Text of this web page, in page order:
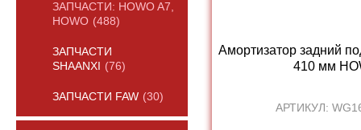
ЗАПЧАСТИ: HOWO A7,
HOWO (488)
ЗАПЧАСТИ
SHAANXI
(76)
ЗАПЧАСТИ FAW (30)
Амортизатор задний
410 мм
АРТИКУЛ: